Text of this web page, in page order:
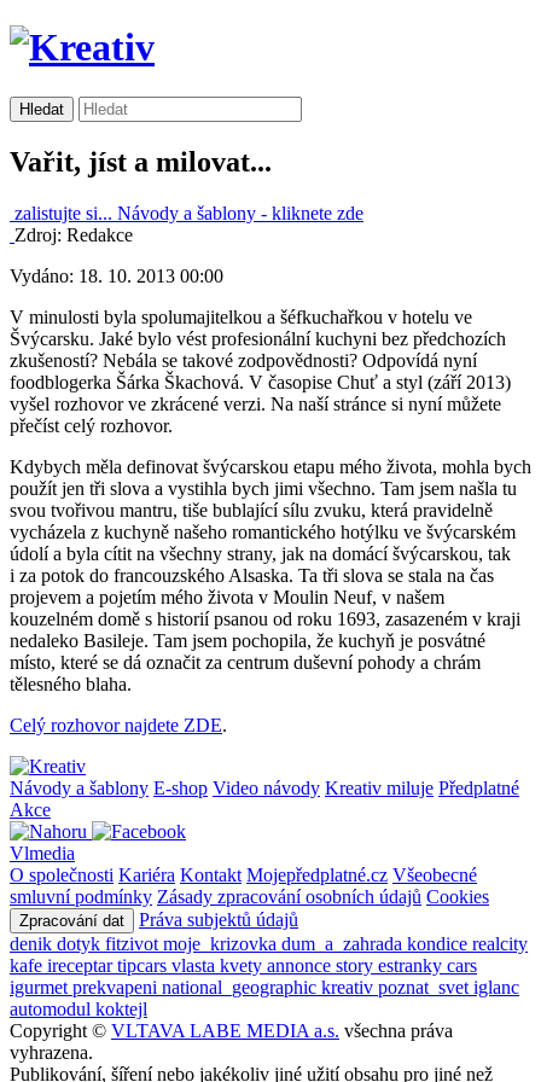
Vařit, jíst a milovat...
zalistujte si... Návody a šablony - kliknete zde
Zdroj: Redakce
Vydáno: 18. 10. 2013 00:00
V minulosti byla spolumajitelkou a šéfkuchařkou v hotelu ve
Švýcarsku. Jaké bylo vést profesionální kuchyni bez předchozích
zkušeností? Nebála se takové zodpovědnosti? Odpovídá nyní
foodblogerka Šárka Škachová. V časopise Chuť a styl (září 2013)
vyšel rozhovor ve zkrácené verzi. Na naší stránce si nyní můžete
přečíst celý rozhovor.
Kdybych měla definovat švýcarskou etapu mého života, mohla bych
použít jen tři slova a vystihla bych jimi všechno. Tam jsem našla tu
svou tvořivou mantru, tiše bublající sílu zvuku, která pravidelně
vycházela z kuchyně našeho romantického hotýlku ve švýcarském
údolí a byla cítit na všechny strany, jak na domácí švýcarskou, tak
i za potok do francouzského Alsaska. Ta tři slova se stala na čas
projevem a pojetím mého života v Moulin Neuf, v našem
kouzelném domě s historií psanou od roku 1693, zasazeném v kraji
nedaleko Basileje. Tam jsem pochopila, že kuchyň je posvátné
místo, které se dá označit za centrum duševní pohody a chrám
tělesného blaha.
Celý rozhovor najdete ZDE.
Návody a šablony E-shop Video návody Kreativ miluje Předplatné
Akce
Vlmedia
O společnosti Kariéra Kontakt Mojepředplatné.cz Všeobecné
smluvní podmínky Zásady zpracování osobních údajů Cookies
Zpracování dat
Práva subjektů údajů
denik dotyk fitzivot moje_krizovka dum_a_zahrada kondice realcity
kafe ireceptartipcars vlasta kvety annonce story estranky cars
igurmet prekvapeni national_geographic kreativ poznat_svet iglanc
automodul koktejl
Copyright © VLTAVA LABE MEDIA a.s. všechna práva
vyhrazena.
Publikování, šíření nebo jakékoliv jiné užití obsahu pro jiné než